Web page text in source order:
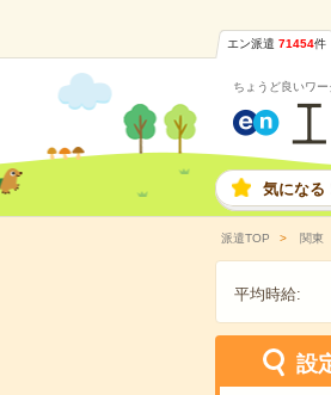
エン派遣 71454件
ちょうど良いワ
気になる
派遣TOP 関東
平均時給:
設